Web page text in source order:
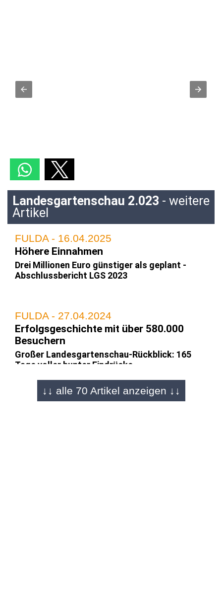
Landesgartenschau 2.023 - weitere
Artikel
FULDA - 16.04.2025
Höhere Einnahmen
Drei Millionen Euro günstiger als geplant -
Abschlussbericht LGS 2023
FULDA - 27.04.2024
Erfolgsgeschichte mit über 580.000
Besuchern
Großer Landesgartenschau-Rückblick: 165
Tage voller bunter Eindrücke
FULDA - 13.04.2024
↓↓ alle 70 Artikel anzeigen ↓↓